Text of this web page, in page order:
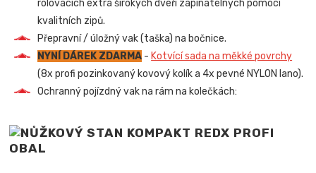
rolovacích extra širokých dveří zapínatelných pomocí
kvalitních zipů.
Přepravní / úložný vak (taška) na bočnice.
NYNÍ DÁREK ZDARMA - Kotvící sada na měkké povrchy
(8x profi pozinkovaný kovový kolík a 4x pevné NYLON lano).
Ochranný pojízdný vak na rám na kolečkách: